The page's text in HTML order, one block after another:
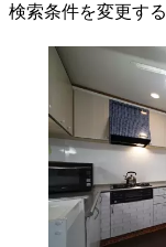
検索条件を変更する